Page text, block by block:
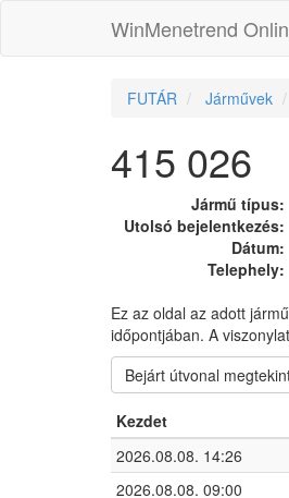
WinMenetrend
FUTÁR Járművek
415 026
Jármű típus:
Utolsó bejelentkezés:
Dátum:
Telephely:
Ez az oldal az adott
időpontjában. A
Bejárt útvonal
Kezdet
2026.08.08. 14:26
2026.08.08. 09:00